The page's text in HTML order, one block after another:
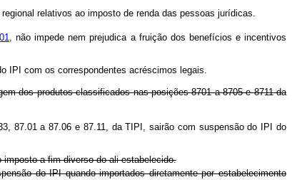
relativos ao imposto de renda das pessoas jurídicas.
, não impede nem prejudica a fruição dos benefícios e incentivos
IPI com os correspondentes acréscimos legais.
dos produtos classificados nas posições 8701 a 8705 e 8711 da
87.01 a 87.06 e 87.11, da TIPI, sairão com suspensão do IPI do
a fim diverso do ali estabelecido.
do IPI quando importados diretamente por estabelecimento